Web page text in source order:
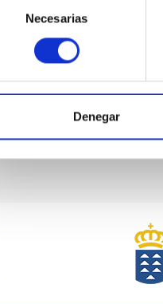
Necesarias
Denegar
EN MEMORIA DE
HAWKING